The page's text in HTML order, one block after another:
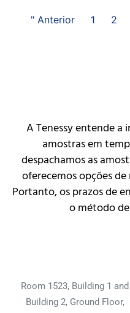
" Anterior 1 2
A Tenessy entende
amostras em
despachamos as
oferecemos opções de
Portanto, os prazos de
o método
Room 1523, Building 1 and
Building 2, Ground Floor,